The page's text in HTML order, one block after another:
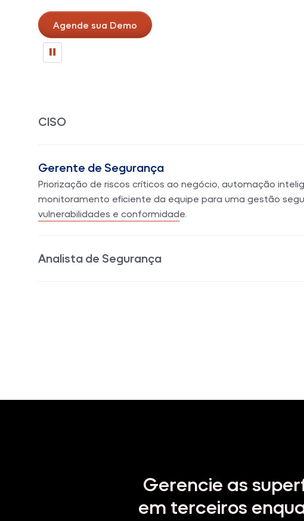
Agende sua Demo
CISO
Gerente de Segurança
Analista de Segurança
e rastreável.
Gerencie as
em terceiros